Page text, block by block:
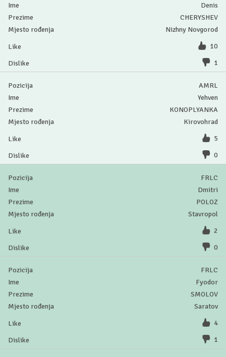
Denis
CHERYSHEV
Nizhny Novgorod
10
1
AMRL
Yehven
KONOPLYANKA
Kirovohrad
5
0
FRLC
Dmitri
POLOZ
Stavropol
2
0
FRLC
Fyodor
SMOLOV
Saratov
4
1